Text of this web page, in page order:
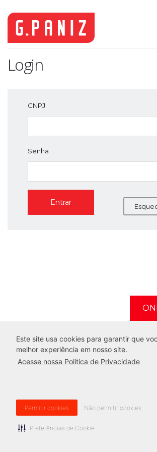
Este site usa cookies para garantir que
melhor experiência em nosso site.
Acesse nossa Política de Privacidade
Permitir cookies Não permitir cookies
Preferências de Cookie
Login
CNPJ
Senha
Entrar
gpaniz@gpaniz.com.br